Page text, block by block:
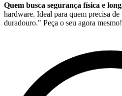
Quem busca segurança física e
hardware. Ideal para quem precisa
duradouro." Peça o seu agora mesmo!